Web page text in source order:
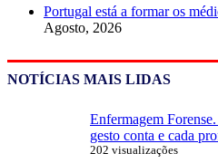
Portugal está a formar os
Agosto, 2026
NOTÍCIAS MAIS LIDAS
Enfermagem
gesto conta e cada
202 visualizações